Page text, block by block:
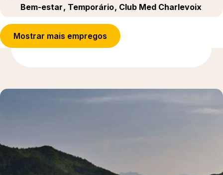
Bem-estar, Temporário, Club Med Charlevoix
Mostrar mais empregos